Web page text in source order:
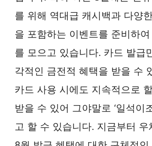
를 위해 역대급 캐시백과 다양
을 포함하는 이벤트를 준비하
를 모으고 있습니다. 카드 발급
각적인 금전적 혜택을 받을 수
카드 사용 시에도 지속적으로
받을 수 있어 그야말로 ‘일석이
고 할 수 있습니다. 지금부터 우